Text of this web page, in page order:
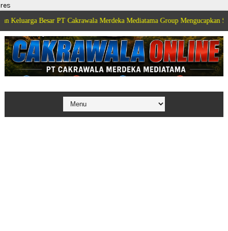
res
PT Cakrawala Merdeka Mediatama Group Mengucapkan Selamat